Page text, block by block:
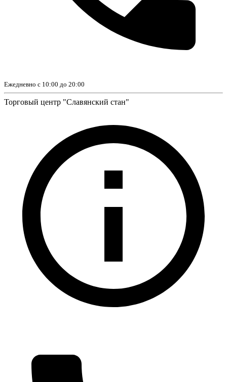
Ежедневно с 10:00 до 20:00
Торговый центр "Славянский стан"